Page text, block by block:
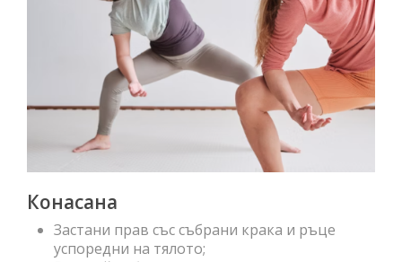
Конасана
Застани прав със събрани крака и ръце
успоредни на тялото;